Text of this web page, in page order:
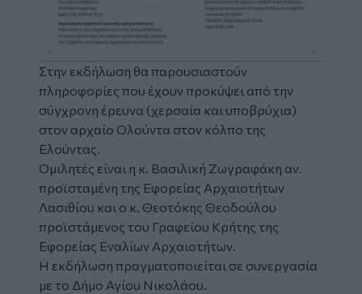
Στην εκδήλωση θα παρουσιαστούν
πληροφορίες που έχουν προκύψει από την
σύγχρονη έρευνα (χερσαία και υποβρύχια)
στον αρχαίο Ολούντα στον κόλπο της
Ελούντας.
Ομιλητές είναι η κ. Βασιλική Ζωγραφάκη αν.
προϊσταμένη της Εφορείας Αρχαιοτήτων
Λασιθίου και ο κ. Θεοτόκης Θεοδούλου
προϊστάμενος του Γραφείου Κρήτης της
Εφορείας Εναλίων Αρχαιοτήτων.
Η εκδήλωση πραγματοποιείται σε συνεργασία
με το Δήμο Αγίου Νικολάου.